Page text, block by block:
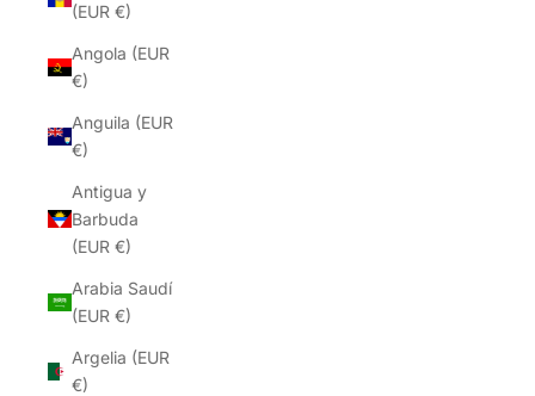
(EUR €)
Angola (EUR
€)
Anguila (EUR
€)
Antigua y
Barbuda
(EUR €)
Arabia Saudí
(EUR €)
Argelia (EUR
€)